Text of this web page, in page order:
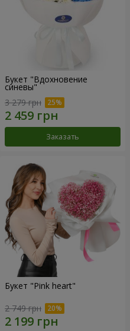
Букет "Вдохновение
синевы"
3 279 грн
Заказать
Букет "Pink heart"
2 749 грн